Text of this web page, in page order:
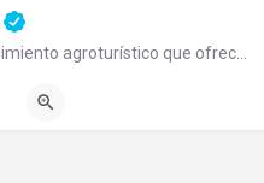
Sukal es un emprendimiento agroturístico que ofrece un lugar de relax donde Ud. puede adquirir sus flores y…